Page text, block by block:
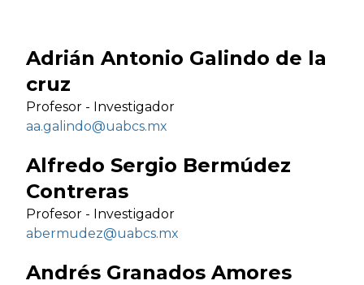
Adrián Antonio Galindo de la
cruz
Profesor - Investigador
aa.galindo@uabcs.mx
Alfredo Sergio Bermúdez
Contreras
Profesor - Investigador
abermudez@uabcs.mx
Andrés Granados Amores